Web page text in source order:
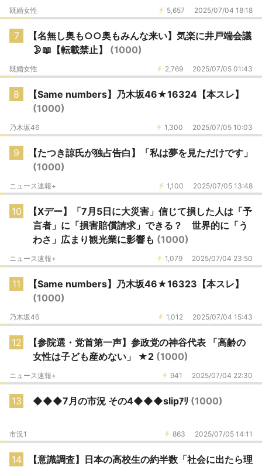
5,657 2025/07/04 18:18
既婚女性
7
【名無し奥も○○奥もみんな来い】気楽に井戸端会議
🌛📖【転載禁止】 (1000)
2,769 2025/07/05 01:43
既婚女性
8
【Same numbers】乃木坂46★16324【本スレ】
(1000)
1,300 2025/07/05 10:03
乃木坂46
9
【たつき諒氏が独占告白】「私は夢を見ただけです」
(1000)
1,100 2025/07/05 13:48
ニュース速報+
10
【Xデー】「7月5日に大災害」信じて損した人は「予
言者」に「損害賠償請求」できる？ 世界的に「う
わさ」広まり観光業に影響も (1000)
1,079 2025/07/04 23:50
ニュース速報+
11
【Same numbers】乃木坂46★16323【本スレ】
(1000)
1,012 2025/07/04 15:43
乃木坂46
12
【参院選・党首第一声】参政党の神谷代表 「高齢の
女性は子ども産めない」 ★2 (1000)
941 2025/07/04 22:30
ニュース速報+
13 ◆◆◆7月の市況 その4◆◆◆slipｱﾘ (1000)
863 2025/07/05 14:11
市況1
14
【意識調査】日本の高校生の約半数「社会に出たら理